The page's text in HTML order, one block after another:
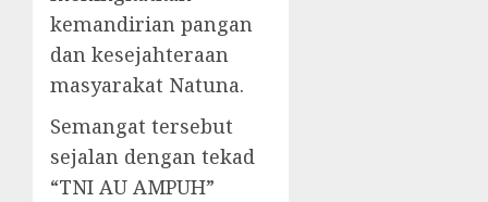
kemandirian pangan
dan kesejahteraan
masyarakat Natuna.
Semangat tersebut
sejalan dengan tekad
“TNI AU AMPUH”